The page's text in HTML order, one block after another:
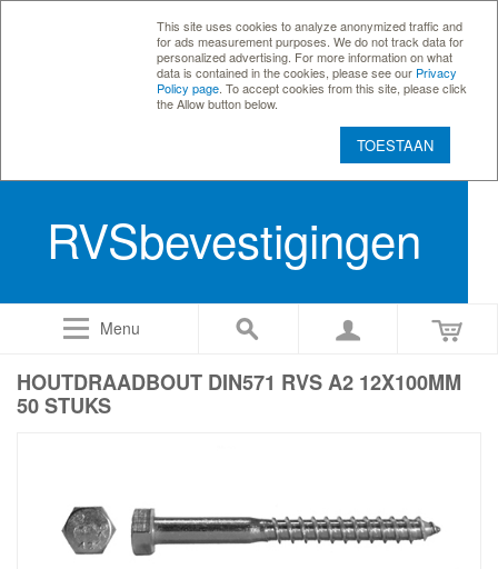
This site uses cookies to analyze anonymized traffic and
for ads measurement purposes. We do not track data for
personalized advertising. For more information on what
data is contained in the cookies, please see our Privacy
Policy page . To accept cookies from this site, please click
the Allow button below.
TOESTAAN
RVSbevestigingen
Menu
HOUTDRAADBOUT DIN571 RVS A2 12X100MM
50 STUKS